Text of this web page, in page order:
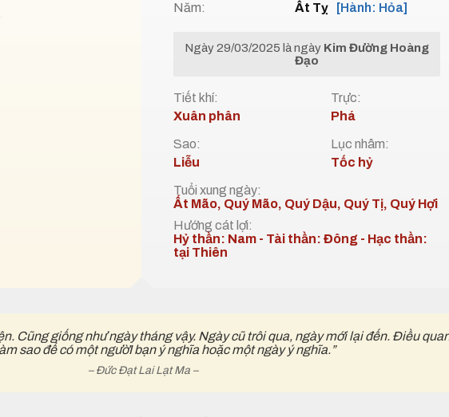
Năm:
Ất Tỵ [Hành: Hỏa]
Ngày 29/03/2025 là ngày Kim Đường Hoàng
Đạo
Tiết khí:
Xuân phân
Trực:
Phá
Sao:
Liễu
Lục nhâm:
Tốc hỷ
Tuổi xung ngày:
Ất Mão, Quý Mão, Quý Dậu, Quý Tị, Quý Hợi
Hướng cát lợi:
Hỷ thần: Nam - Tài thần: Đông - Hạc thần:
tại Thiên
Cũng giống như ngày tháng vậy. Ngày cũ trôi qua, ngày mới lại đến. Điều
sao để có một ngườI bạn ý nghĩa hoặc một ngày ý nghĩa.”
– Đức Đạt Lai Lạt Ma –